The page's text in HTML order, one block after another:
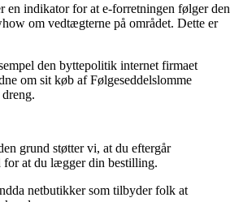
en indikator for at e-forretningen følger den
om vedtægterne på området. Dette er
den byttepolitik internet firmaet
om sit køb af Følgeseddelslomme
grund støtter vi, at du eftergår
for at du lægger din bestilling.
netbutikker som tilbyder folk at